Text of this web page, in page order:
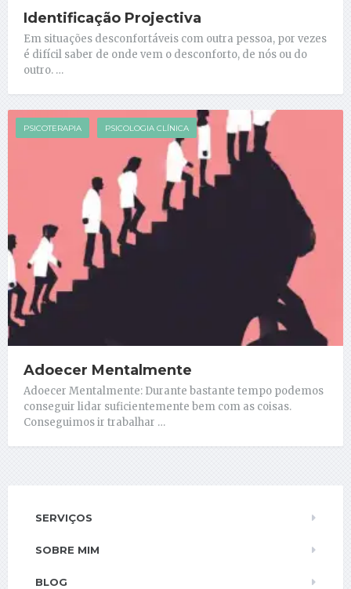
Identificação Projectiva
Em situações desconfortáveis com outra pessoa, por vezes
é difícil saber de onde vem o desconforto, de nós ou do
outro. …
PSICOTERAPIA PSICOLOGIA CLÍNICA
Adoecer Mentalmente
Adoecer Mentalmente: Durante bastante tempo podemos
conseguir lidar suficientemente bem com as coisas.
Conseguimos ir trabalhar …
SERVIÇOS
SOBRE MIM
BLOG